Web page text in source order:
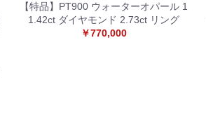
【特品】PT900 ウォーターオパール 1
1.42ct ダイヤモンド 2.73ct リング
￥770,000